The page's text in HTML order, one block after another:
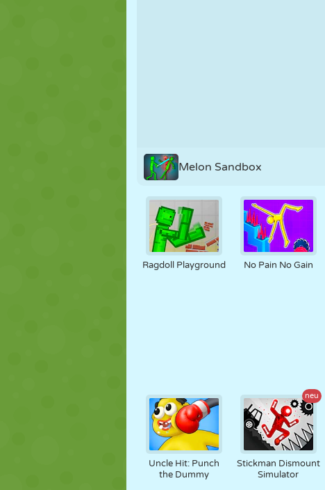
Melon Sandbox
Ragdoll Playground No Pain No Gain
Uncle Hit: Punch
the Dummy
neu
Stickman Dismount
Simulator